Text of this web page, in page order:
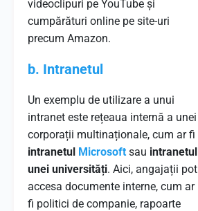
videoclipuri pe YouTube și
cumpărături online pe site-uri
precum Amazon.
b. Intranetul
Un exemplu de utilizare a unui
intranet este rețeaua internă a unei
corporații multinaționale, cum ar fi
intranetul Microsoft sau intranetul
unei universități. Aici, angajații pot
accesa documente interne, cum ar
fi politici de companie, rapoarte